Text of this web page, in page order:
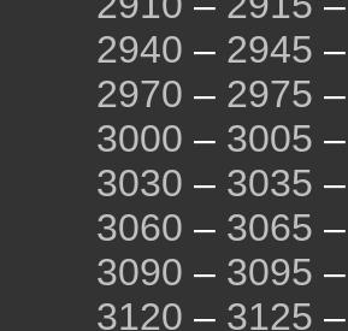
2940 – 2945 –
2970 – 2975 –
3000 – 3005 –
3030 – 3035 –
3060 – 3065 –
3090 – 3095 –
3120 – 3125 –